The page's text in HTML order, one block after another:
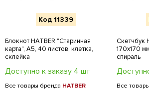
Код 11339
Блокнот HATBER "Старинная
карта", А5, 40 листов, клетка,
склейка
Доступно к заказу 4 шт
Все товары бренда HATBER
Скетчбук
170х170
спираль
Все